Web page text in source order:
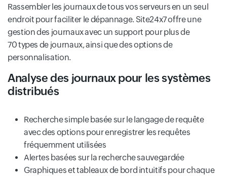
Rassembler les journaux de tous vos serveurs en un seul
endroit pour faciliter le dépannage. Site24x7 offre une
gestion des journaux avec un support pour plus de
70 types de journaux, ainsi que des options de
personnalisation.
Analyse des journaux pour les systèmes
distribués
Recherche simple basée sur le langage de requête
avec des options pour enregistrer les requêtes
fréquemment utilisées
Alertes basées sur la recherche sauvegardée
Graphiques et tableaux de bord intuitifs pour chaque